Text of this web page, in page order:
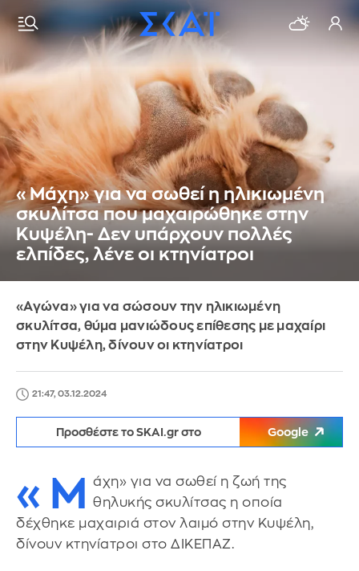
«Μάχη» για να σωθεί η ηλικιωμένη
σκυλίτσα που μαχαιρώθηκε στην
Κυψέλη- Δεν υπάρχουν πολλές
ελπίδες, λένε οι κτηνίατροι
«Αγώνα» για να σώσουν την ηλικιωμένη
σκυλίτσα, θύμα μανιώδους επίθεσης με μαχαίρι
στην Κυψέλη, δίνουν οι κτηνίατροι
21:47, 03.12.2024
Προσθέστε το SKAI.gr στο Google
«Μ
άχη» για να σωθεί η ζωή της
θηλυκής σκυλίτσας η οποία
δέχθηκε μαχαιριά στον λαιμό στην Κυψέλη,
δίνουν κτηνίατροι στο ΔΙΚΕΠΑΖ.